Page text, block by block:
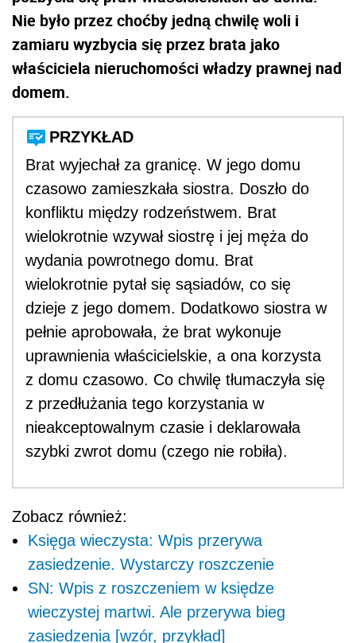
Nie było przez choćby jedną chwilę woli i
zamiaru wyzbycia się przez brata jako
właściciela nieruchomości władzy prawnej nad
domem.
PRZYKŁAD
Brat wyjechał za granicę. W jego domu
czasowo zamieszkała siostra. Doszło do
konfliktu między rodzeństwem. Brat
wielokrotnie wzywał siostrę i jej męża do
wydania powrotnego domu. Brat
wielokrotnie pytał się sąsiadów, co się
dzieje z jego domem. Dodatkowo siostra w
pełnie aprobowała, że brat wykonuje
uprawnienia właścicielskie, a ona korzysta
z domu czasowo. Co chwilę tłumaczyła się
z przedłużania tego korzystania w
nieakceptowalnym czasie i deklarowała
szybki zwrot domu (czego nie robiła).
Zobacz również:
Księga wieczysta: Wpis przerywa
zasiedzenie. Wystarczy roszczenie
SN: Wpis z roszczeniem w księdze
wieczystej martwi. Ale przerywa bieg
zasiedzenia [wzór, przykład]